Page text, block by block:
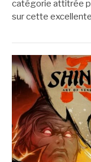
catégorie attitrée
sur cette